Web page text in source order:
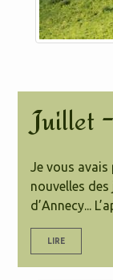
Juillet
Je vous
nouvelles des
d’Annecy...
LIRE